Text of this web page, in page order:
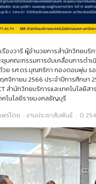
รืองวารี ผู้อำนวยการสำนักวิทยบริก
ชุมคณะกรรมการขับเคลื่อนการดำ
ย รศ.ดร.บุณฑริกา ทองดอนพุ่ม ร
ศจิกายน 2566 ประจำปีการศึกษา
สำนักวิทยบริการและเทคโนโลยีสา
คโนโลยีราชมงคลธัญบุรี
พร่โดย : งานประชาสัมพันธ์ : 0